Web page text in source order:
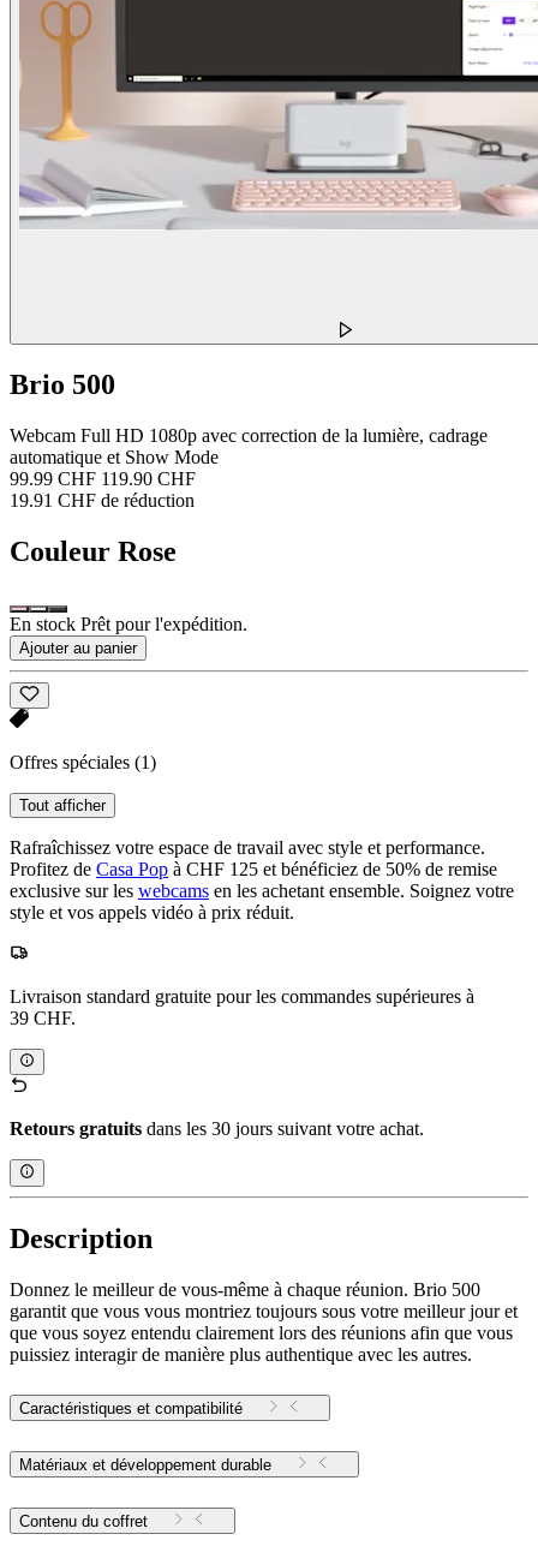
Brio 500
Webcam Full HD 1080p avec correction de la lumière, cadrage
automatique et Show Mode
99.99 CHF 119.90 CHF
19.91 CHF de réduction
Couleur Rose
En stock Prêt pour l'expédition.
Ajouter au panier
Offres spéciales (1)
Tout afficher
Rafraîchissez votre espace de travail avec style et performance.
Profitez de Casa Pop à CHF 125 et bénéficiez de 50% de remise
exclusive sur les webcams en les achetant ensemble. Soignez votre
style et vos appels vidéo à prix réduit.
Livraison standard gratuite pour les commandes supérieures à
39 CHF.
Retours gratuits dans les 30 jours suivant votre achat.
Description
Donnez le meilleur de vous-même à chaque réunion. Brio 500
garantit que vous vous montriez toujours sous votre meilleur jour et
que vous soyez entendu clairement lors des réunions afin que vous
puissiez interagir de manière plus authentique avec les autres.
Caractéristiques et compatibilité
Matériaux et développement durable
Contenu du coffret